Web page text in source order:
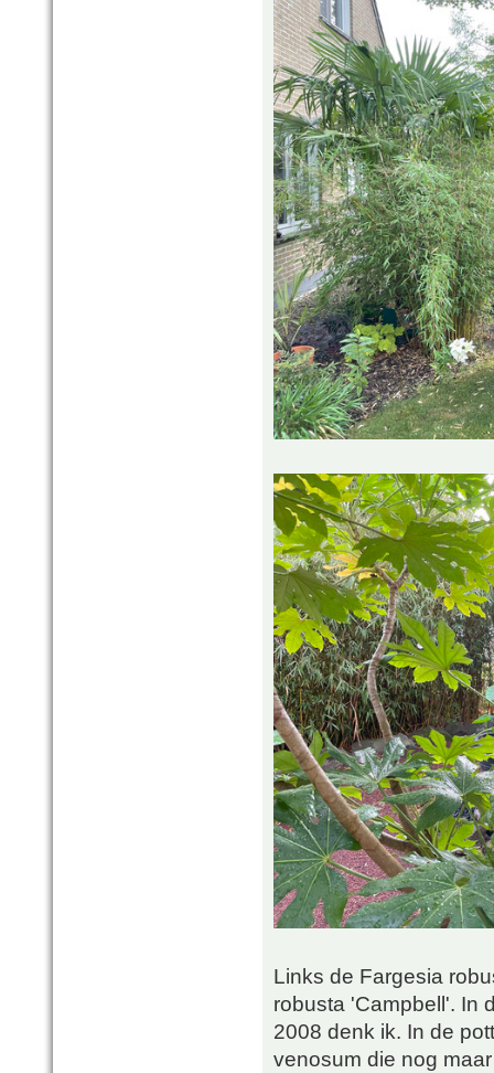
Links de Fargesia
robusta 'Campbell'. In
2008 denk ik. In de
venosum die nog